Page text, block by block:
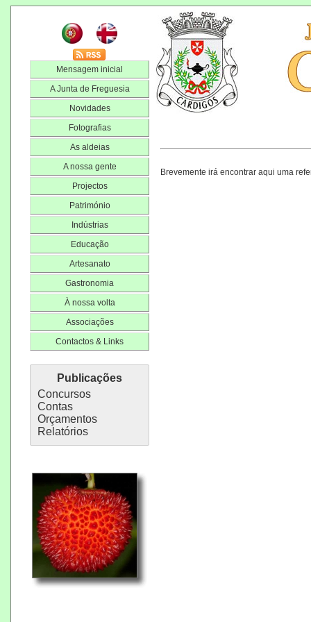
Mensagem inicial
A Junta de Freguesia
Novidades
Fotografias
As aldeias
A nossa gente
Projectos
Património
Indústrias
Educação
Artesanato
Gastronomia
À nossa volta
Associações
Contactos & Links
Publicações
Concursos
Contas
Orçamentos
Relatórios
Brevemente irá encontrar aqui uma